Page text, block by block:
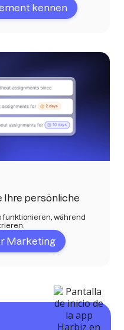
kennen
Ihre persönliche
funktionieren, während
Marketing